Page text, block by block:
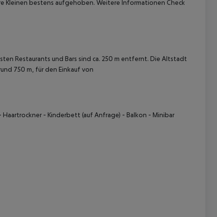
Kleinen bestens aufgehoben. Weitere Informationen Check
Restaurants und Bars sind ca. 250 m entfernt. Die Altstadt
750 m, für den Einkauf von
- Kinderbett (auf Anfrage) - Balkon - Minibar